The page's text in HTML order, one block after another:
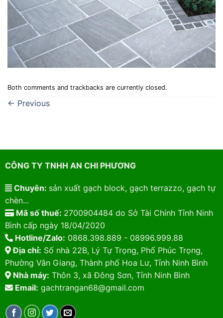
Both comments and trackbacks are currently closed.
← Previous
CÔNG TY TNHH AN CHI PHƯƠNG
Chuyên: sản xuất gạch block, gạch terrazzo, gạch tự
chèn...
Mã số thuế: 2700904484 do Sở Tài Chính Tỉnh Ninh
Bình cấp ngày 18/04/2020
Hotline/Zalo: 0868.398.889 - 08996.999.88
Địa chỉ: Số nhà 22B, Lý Tự Trọng, Phố Phúc Trọng,
Phường Vân Giang, Thành phố Hoa Lư, Tỉnh Ninh Bình
Nhà máy: Thôn 3, xã Đông Sơn, Tỉnh Ninh Bình
Email: gachtrangan68@gmail.com